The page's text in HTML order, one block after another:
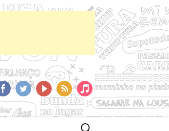
FacebookTwitterYoutTubeRSS iTunes
Buscar